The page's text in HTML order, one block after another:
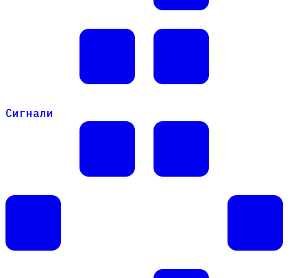
Сигнали